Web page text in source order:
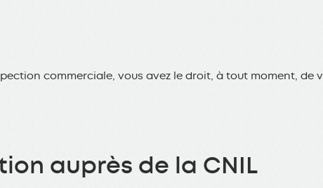
commerciale, vous avez le droit, à tout moment, de
auprès de la CNIL